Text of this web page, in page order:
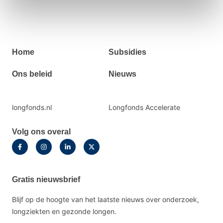
Primair
Home Subsidies
Ons beleid Nieuws
Secundaire
longfonds.nl Longfonds Accelerate
Volg ons overal
Gratis nieuwsbrief
Blijf op de hoogte van het laatste nieuws over onderzoek,
longziekten en gezonde longen.